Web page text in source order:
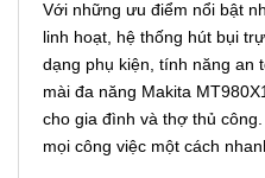
Với những ưu điểm nổi bật
linh hoạt, hệ thống hút bụi
dạng phụ kiện, tính năng an
mài đa năng Makita
cho gia đình và thợ thủ
mọi công việc một cách